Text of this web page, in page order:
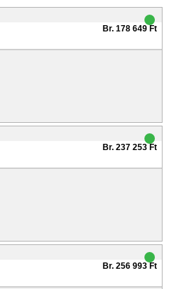
Br. 178 649 Ft
Br. 237 253 Ft
Br. 256 993 Ft